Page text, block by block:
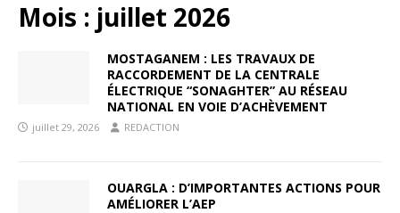
Mois : juillet 2026
MOSTAGANEM : LES TRAVAUX DE
RACCORDEMENT DE LA CENTRALE
ÉLECTRIQUE “SONAGHTER” AU RÉSEAU
NATIONAL EN VOIE D’ACHÈVEMENT
juillet 29, 2026 REDACTION
OUARGLA : D’IMPORTANTES ACTIONS POUR
AMÉLIORER L’AEP